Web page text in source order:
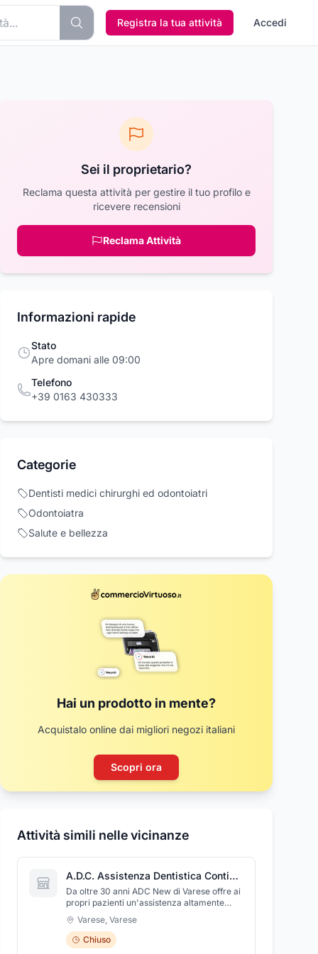
Registra la tua attività Accedi
Pen Brush
Viola
Acquista ora
Rondella Dentata con
Acquista ora
commercioVirtuoso.it
Acquista
Sei il proprietario?
Reclama questa attività per gestire il tuo profilo e
ricevere recensioni
Reclama Attività
Informazioni rapide
Stato
Apre domani alle 09:00
Telefono
+39 0163 430333
Categorie
Dentisti medici chirurghi ed odontoiatri
Odontoiatra
Salute e bellezza
Hai un prodotto in mente?
Acquistalo online dai migliori negozi italiani
Scopri ora
Attività simili nelle vicinanze
A.D.C. Assistenza Dentistica Continua
Da oltre 30 anni ADC New di Varese offre ai
propri pazienti un'assistenza altamente
qualificata 7 giorni su 7 per il trattamento di
urgenze di qualunque tipo odontoiatrico. La
nostra struttura rappresenta un'alternativa
efficiente e avanzata al servizio sanitario
Varese, Varese
Chiuso